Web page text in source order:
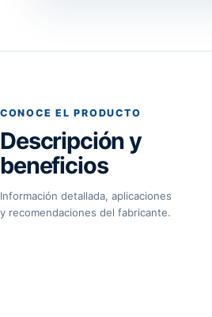
CONOCE EL PRODUCTO
Descripción y
beneficios
Información detallada, aplicaciones
y recomendaciones del fabricante.